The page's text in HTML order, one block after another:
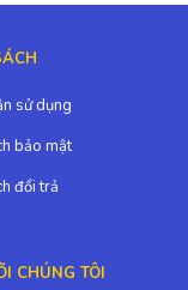
sử dụng
bảo mật
đổi trả
CHÚNG TÔI